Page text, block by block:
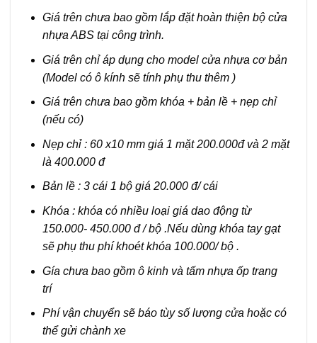
Giá trên chưa bao gồm lắp đặt hoàn thiện bộ cửa
nhựa ABS tại công trình.
Giá trên chỉ áp dụng cho model cửa nhựa cơ bản
(Model có ô kính sẽ tính phụ thu thêm )
Giá trên chưa bao gồm khóa + bản lề + nẹp chỉ
(nếu có)
Nẹp chỉ : 60 x10 mm giá 1 mặt 200.000đ và 2 mặt
là 400.000 đ
Bản lề : 3 cái 1 bộ giá 20.000 đ/ cái
Khóa : khóa có nhiều loại giá dao động từ
150.000- 450.000 đ / bộ .Nếu dùng khóa tay gạt
sẽ phụ thu phí khoét khóa 100.000/ bộ .
Gía chưa bao gồm ô kinh và tấm nhựa ốp trang
trí
Phí vận chuyển sẽ báo tùy số lượng cửa hoặc có
thể gửi chành xe